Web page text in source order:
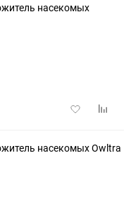
насекомых
Добавить
насекомых Owltra